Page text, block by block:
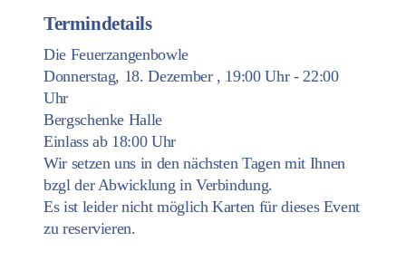
Termindetails
Die Feuerzangenbowle
Donnerstag, 18. Dezember , 19:00 Uhr - 22:00
Uhr
Bergschenke Halle
Einlass ab 18:00 Uhr
Wir setzen uns in den nächsten Tagen mit Ihnen
bzgl der Abwicklung in Verbindung.
Es ist leider nicht möglich Karten für dieses Event
zu reservieren.